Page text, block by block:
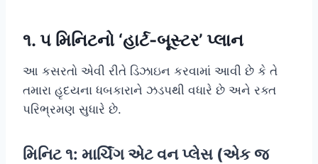
૧. ૫ મિનિટનો ‘હાર્ટ-બૂસ્ટર’ પ્લાન
આ કસરતો એવી રીતે ડિઝાઇન કરવામાં આવી છે કે તે
તમારા હૃદયના ધબકારાને ઝડપથી વધારે છે અને રક્ત
પરિભ્રમણ સુધારે છે.
મિનિટ ૧: માર્ચિંગ એટ વન પ્લેસ (એક જ